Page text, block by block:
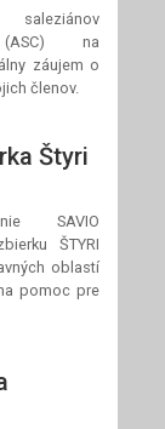
(ASC) na
záujem o
členov.
Štyri
SAVIO
ŠTYRI
oblastí
pomoc pre